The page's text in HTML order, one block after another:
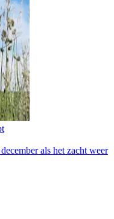
als het zacht weer